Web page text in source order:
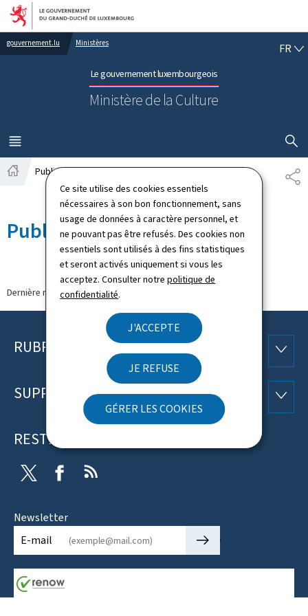
Ce site utilise des cookies essentiels
nécessaires à son bon fonctionnement, sans
usage de données à caractère personnel, et
ne pouvant pas être refusés. Des cookies non
essentiels sont utilisés à des fins statistiques
et seront activés uniquement si vous les
acceptez. Consulter notrepolitique de
confidentialité.
J'ACCEPTE
JE REFUSE
GÉRER LES COOKIES
Aller au menu principal
Aller au contenu
gouvernement.lu Ministères
Le gouvernement luxembourgeois
Ministère de la Culture
FR
MENU
PRINCIPAL
Publications
Publications
Dernière modification le27.04.2026
Pied
page
RUBRIQUES
SUPPORT
RESTEZ CONNECTÉ
Twitter Facebook
Newsletter
E-mail
🡒